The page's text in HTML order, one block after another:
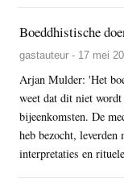
Boeddhistische
gastauteur - 17 mei
Arjan Mulder: 'Het
weet dat dit niet
bijeenkomsten. De
heb bezocht,
interpretaties en